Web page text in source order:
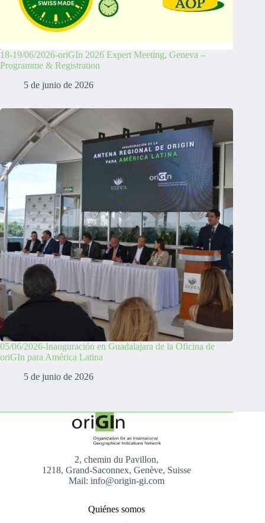
18-19/06/2026-oriGIn 2026 Expert Meeting, Geneva –
Programme & Registration
5 de junio de 2026
05/06/2026-Inauguración en Guadalajara de la Oficina de
oriGIn para América Latina
5 de junio de 2026
2, chemin du Pavillon,
1218, Grand-Saconnex, Genève, Suisse
Mail: info@origin-gi.com
Quiénes somos